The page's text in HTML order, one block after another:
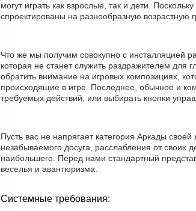
могут играть как взрослые, так и дети.
спроектированы на разнообразную возрастную
Что же мы получим совокупно с инсталляцией
которая не станет служить раздражителем для
обратить внимание на игровых композициях,
происходящие в игре. Последнее, обычное и
требуемых действий, или выбирать кнопки
Пусть вас не напрягает категория Аркады
незабываемого досуга, расслабления от своих
наибольшего. Перед нами стандартный
веселья и авантюризма.
Системные требования: